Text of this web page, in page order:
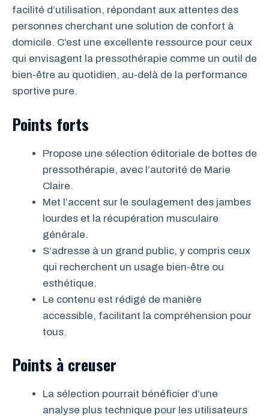
facilité d’utilisation, répondant aux attentes des
personnes cherchant une solution de confort à
domicile. C’est une excellente ressource pour ceux
qui envisagent la pressothérapie comme un outil de
bien-être au quotidien, au-delà de la performance
sportive pure.
Points forts
Propose une sélection éditoriale de bottes de
pressothérapie, avec l’autorité de Marie
Claire.
Met l’accent sur le soulagement des jambes
lourdes et la récupération musculaire
générale.
S’adresse à un grand public, y compris ceux
qui recherchent un usage bien-être ou
esthétique.
Le contenu est rédigé de manière
accessible, facilitant la compréhension pour
tous.
Points à creuser
La sélection pourrait bénéficier d’une
analyse plus technique pour les utilisateurs